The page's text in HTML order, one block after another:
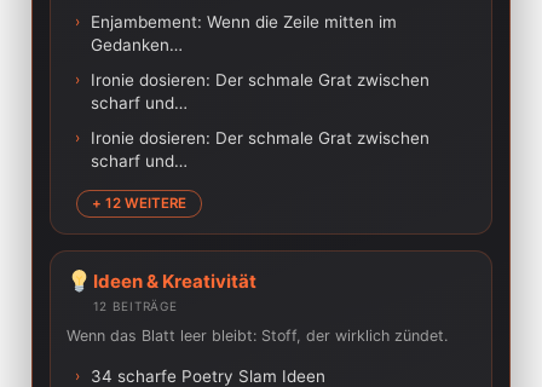
›
Enjambement: Wenn die Zeile mitten im
Gedanken…
›
Ironie dosieren: Der schmale Grat zwischen
scharf und…
›
Ironie dosieren: Der schmale Grat zwischen
scharf und…
+ 12 WEITERE
Ideen & Kreativität
12 BEITRÄGE
Wenn das Blatt leer bleibt: Stoff, der wirklich zündet.
› 34 scharfe Poetry Slam Ideen